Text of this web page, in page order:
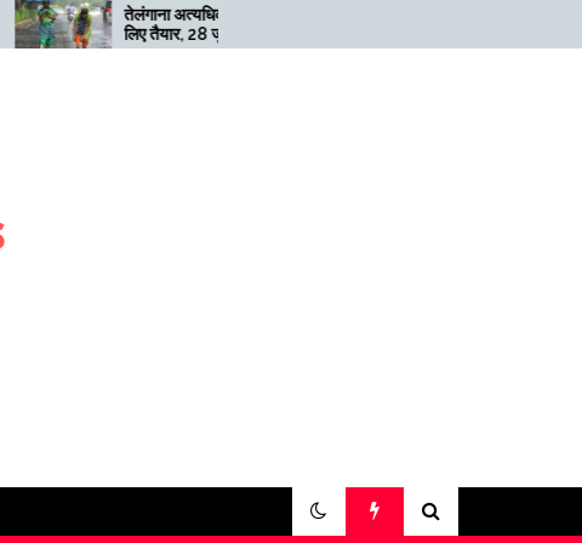
तेलंगाना अत्यधिक भारी बारिश के
लिए तैयार, 28 जुलाई तक ‘रेड’
अलर्ट जारी
नहीं हुई तो खनन लाभदायक